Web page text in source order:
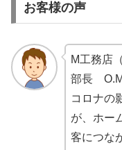
お客様の声
M工務店
部長
コロナの
が、ホー
客につな